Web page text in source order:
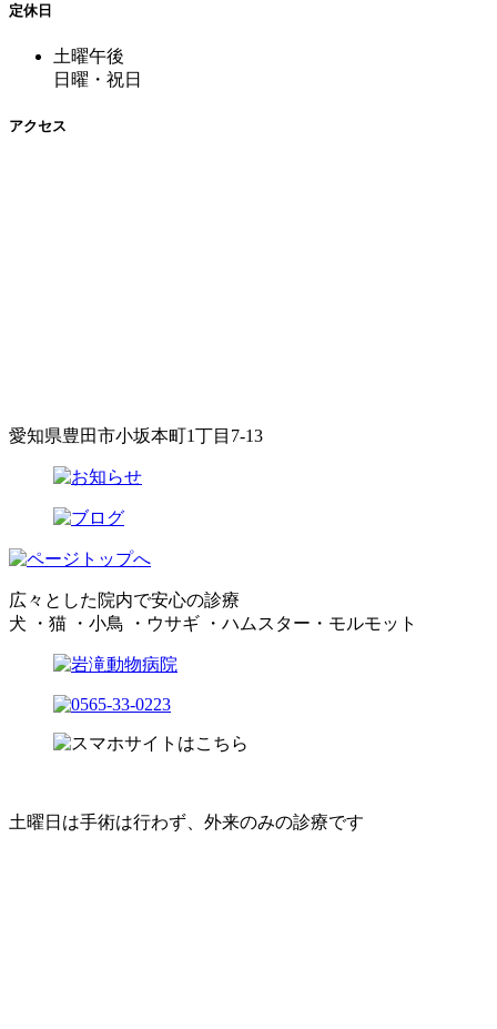
定休日
土曜午後
日曜・祝日
アクセス
愛知県豊田市小坂本町1丁目7-13
広々とした院内で安心の診療
犬 ・猫 ・小鳥 ・ウサギ ・ハムスター・モルモット
土曜日は手術は行わず、外来のみの診療です